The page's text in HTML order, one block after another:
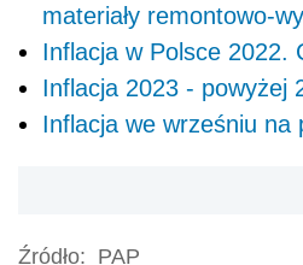
materiały remontowo-
Inflacja w Polsce 2022.
Inflacja 2023 - powyżej
Inflacja we wrześniu na
Źródło: PAP